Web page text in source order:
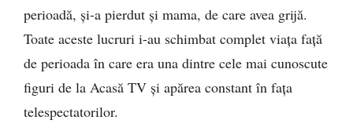
perioadă, și-a pierdut și mama, de care avea grijă.
Toate aceste lucruri i-au schimbat complet viața față
de perioada în care era una dintre cele mai cunoscute
figuri de la Acasă TV și apărea constant în fața
telespectatorilor.